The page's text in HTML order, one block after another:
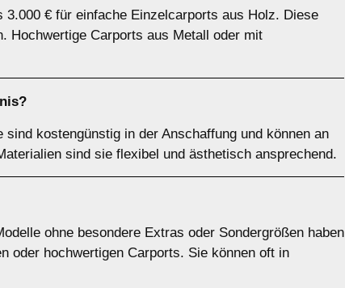
€ für einfache Einzelcarports aus Holz. Diese
Hochwertige Carports aus Metall oder mit
kostengünstig in der Anschaffung und können an
sind sie flexibel und ästhetisch ansprechend.
ohne besondere Extras oder Sondergrößen haben
oder hochwertigen Carports. Sie können oft in